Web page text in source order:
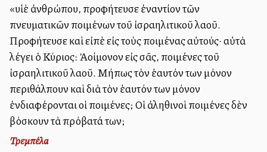
«υἱὲ ἀνθρώπου, προφήτευσε ἐναντίον τῶν
πνευματικῶν ποιμένων τοῦ ἰσραηλιτικοῦ λαοῦ.
Προφήτευσε καὶ εἰπὲ εἰς τοὺς ποιμένας αὐτούς· αὐτὰ
λέγει ὁ Κύριος: Ἀλλοίμονον εἰς σᾶς, ποιμένες τοῦ
ἰσραηλιτικοῦ λαοῦ. Μήπως τὸν ἑαυτόν των μόνον
περιθάλπουν καὶ διὰ τὸν ἑαυτόν των μόνον
ἐνδιαφέρονται οἱ ποιμένες; Οἱ ἀληθινοὶ ποιμένες δὲν
βόσκουν τὰ πρόβατά των;
Τρεμπέλα